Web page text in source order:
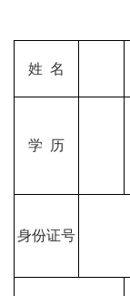
姓 名
学 历
身份证号